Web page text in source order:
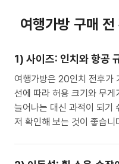
여행가방 구매
1) 사이즈: 인치와 항공
여행가방은 20인치 전후가
선에 따라 허용 크기와 무게
늘어나는 대신 과적이 되기
저 확인해 보는 것이 좋습니